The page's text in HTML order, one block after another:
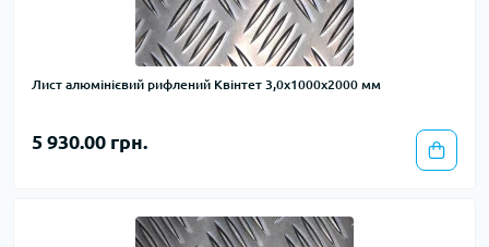
Лист алюмінієвий рифлений Квінтет 3,0х1000х2000 мм
5 930.00 грн.